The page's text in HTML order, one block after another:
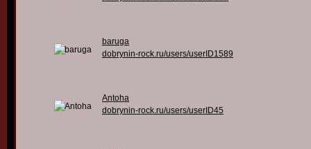
baruga
dobrynin-rock.ru/users/userID1589
Antoha
dobrynin-rock.ru/users/userID45